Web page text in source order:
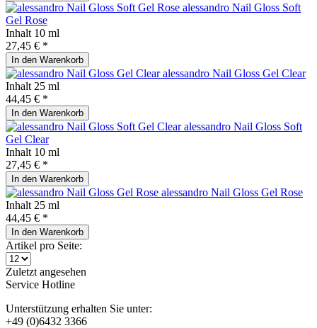
alessandro Nail Gloss Soft
Gel Rose
Inhalt 10 ml
27,45 € *
In den Warenkorb
alessandro Nail Gloss Gel Clear
Inhalt 25 ml
44,45 € *
In den Warenkorb
alessandro Nail Gloss Soft
Gel Clear
Inhalt 10 ml
27,45 € *
In den Warenkorb
alessandro Nail Gloss Gel Rose
Inhalt 25 ml
44,45 € *
In den Warenkorb
Artikel pro Seite:
Zuletzt angesehen
Service Hotline
Unterstützung erhalten Sie unter:
+49 (0)6432 3366